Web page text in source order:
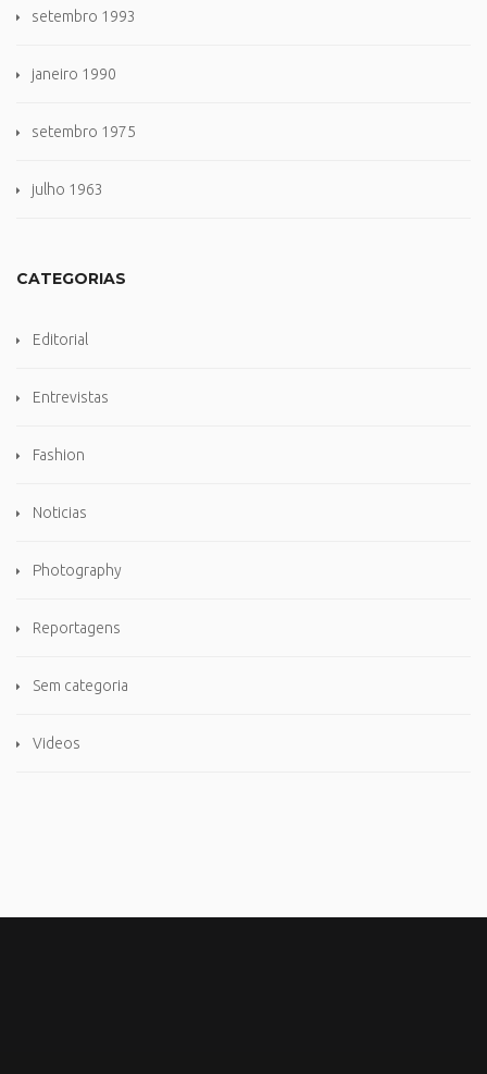
setembro 1993
janeiro 1990
setembro 1975
julho 1963
CATEGORIAS
Editorial
Entrevistas
Fashion
Noticias
Photography
Reportagens
Sem categoria
Videos